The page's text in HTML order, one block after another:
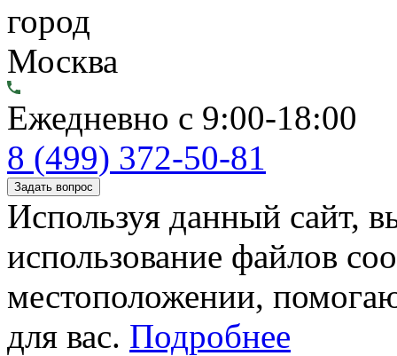
город
Москва
Ежедневно с 9:00-18:00
8 (499) 372-50-81
Задать вопрос
Используя данный сайт,
использование файлов
местоположении,
для вас. Подробнее